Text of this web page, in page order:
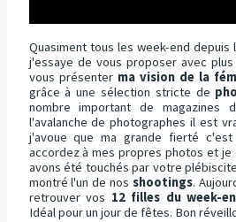
Quasiment tous les week-end depuis
j'essaye de vous proposer avec
vous présenter ma vision de la
grâce à une sélection stricte de
nombre important de magazines
l'avalanche de photographes il est
j'avoue que ma grande fierté
accordez à mes propres photos et
avons été touchés par votre
montré l'un de nosshootings.
retrouver vos 12 filles du week-
Idéal pour un jour de fêtes. Bon